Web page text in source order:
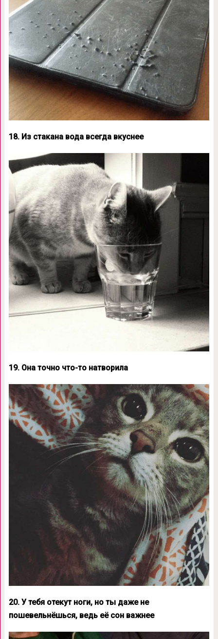
18. Из стакана вода всегда вкуснее
19. Она точно что-то натворила
20. У тебя отекут ноги, но ты даже не
пошевельнёшься, ведь её сон важнее